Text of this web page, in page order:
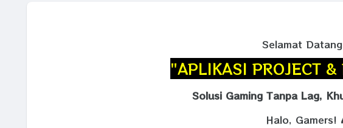
Selamat
"APLIKASI PROJECT &
Solusi Gaming Tanpa Lag,
Halo, Gamers!